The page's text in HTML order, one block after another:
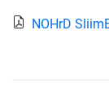
NOHrD